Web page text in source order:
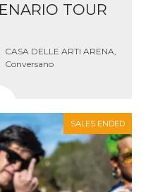
TOUR
CASA DELLE ARTI ARENA,
Conversano
SALES ENDED